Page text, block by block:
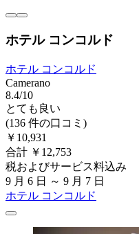
ホテル コンコルド
ホテル コンコルド
Camerano
8.4/10
とても良い
(136 件の口コミ)
￥10,931
合計 ￥12,753
税およびサービス料込み
9 月 6 日 ～ 9 月 7 日
ホテル コンコルド